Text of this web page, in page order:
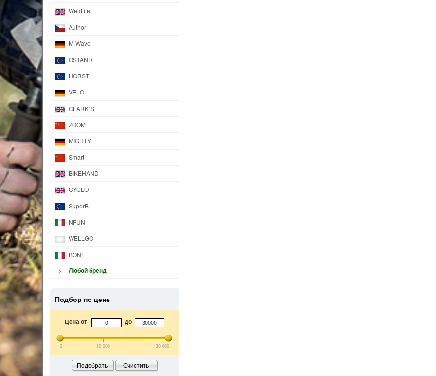
Weldtite
Author
M-Wave
OSTAND
HORST
VELO
CLARK`S
ZOOM
MIGHTY
Smart
BIKEHAND
CYCLO
SuperB
NFUN
WELLGO
BONE
Любой бренд
Подбор по цене
Цена от до
0 10 000 30 000
Подобрать Очистить